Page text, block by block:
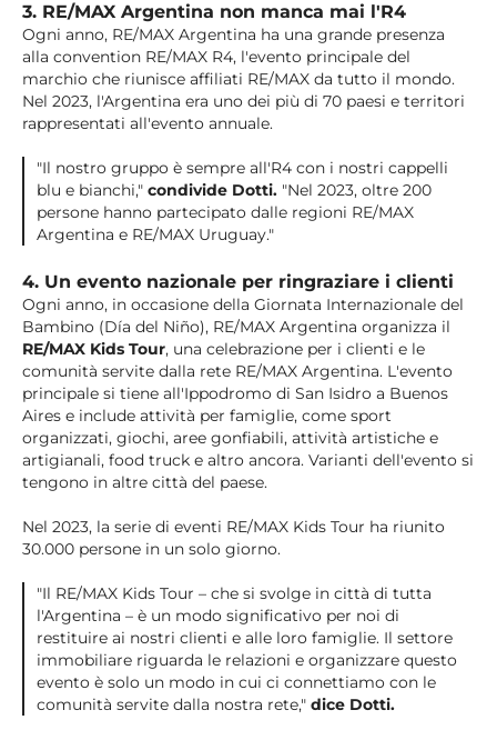
3. RE/MAX Argentina non manca mai l'R4
Ogni anno, RE/MAX Argentina ha una grande presenza
alla convention RE/MAX R4, l'evento principale del
marchio che riunisce affiliati RE/MAX da tutto il mondo.
Nel 2023, l'Argentina era uno dei più di 70 paesi e territori
rappresentati all'evento annuale.
"Il nostro gruppo è sempre all'R4 con i nostri cappelli
blu e bianchi,"condivide Dotti. "Nel 2023, oltre 200
persone hanno partecipato dalle regioni RE/MAX
Argentina e RE/MAX Uruguay."
4. Un evento nazionale per ringraziare i clienti
Ogni anno, in occasione della Giornata Internazionale del
Bambino (Día del Niño), RE/MAX Argentina organizza il
RE/MAX Kids Tour, una celebrazione per i clienti e le
comunità servite dalla rete RE/MAX Argentina. L'evento
principale si tiene all'Ippodromo di San Isidro a Buenos
Aires e include attività per famiglie, come sport
organizzati, giochi, aree gonfiabili, attività artistiche e
artigianali, food truck e altro ancora. Varianti dell'evento si
tengono in altre città del paese.
Nel 2023, la serie di eventi RE/MAX Kids Tour ha riunito
30.000 persone in un solo giorno.
"Il RE/MAX Kids Tour – che si svolge in città di tutta
l'Argentina – è un modo significativo per noi di
restituire ai nostri clienti e alle loro famiglie. Il settore
immobiliare riguarda le relazioni e organizzare questo
evento è solo un modo in cui ci connettiamo con le
comunità servite dalla nostra rete,"dice Dotti.